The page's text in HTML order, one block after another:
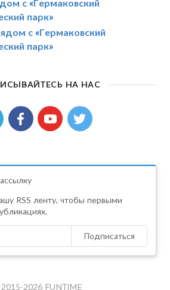
с «Гермаковский
парк»
с «Гермаковский
парк»
НА НАС
RSS ленту, чтобы первыми
Подписаться
2026 FUNTIME